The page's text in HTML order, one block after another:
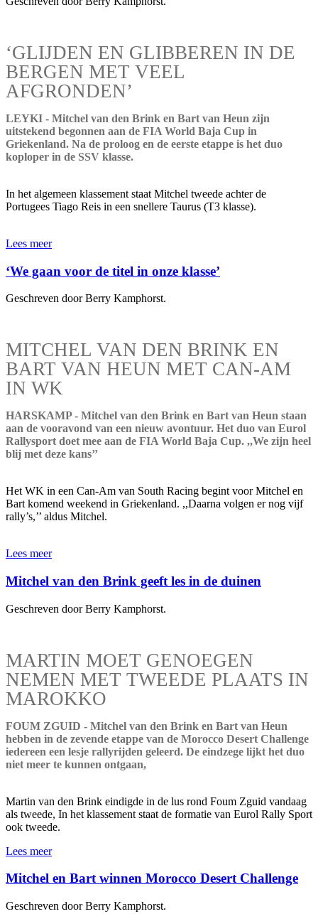
‘GLIJDEN EN GLIBBEREN IN DE
BERGEN MET VEEL
AFGRONDEN’
LEYKI - Mitchel van den Brink en Bart van Heun zijn
uitstekend begonnen aan de FIA World Baja Cup in
Griekenland. Na de proloog en de eerste etappe is het duo
koploper in de SSV klasse.
In het algemeen klassement staat Mitchel tweede achter de
Portugees Tiago Reis in een snellere Taurus (T3 klasse).
Lees meer
‘We gaan voor de titel in onze klasse’
Geschreven door Berry Kamphorst.
MITCHEL VAN DEN BRINK EN
BART VAN HEUN MET CAN-AM
IN WK
HARSKAMP - Mitchel van den Brink en Bart van Heun staan
aan de vooravond van een nieuw avontuur. Het duo van Eurol
Rallysport doet mee aan de FIA World Baja Cup. ,,We zijn heel
blij met deze kans’’
Het WK in een Can-Am van South Racing begint voor Mitchel en
Bart komend weekend in Griekenland. ,,Daarna volgen er nog vijf
rally’s,’’ aldus Mitchel.
Lees meer
Mitchel van den Brink geeft les in de duinen
Geschreven door Berry Kamphorst.
MARTIN MOET GENOEGEN
NEMEN MET TWEEDE PLAATS IN
MAROKKO
FOUM ZGUID - Mitchel van den Brink en Bart van Heun
hebben in de zevende etappe van de Morocco Desert Challenge
iedereen een lesje rallyrijden geleerd. De eindzege lijkt het duo
niet meer te kunnen ontgaan,
Martin van den Brink eindigde in de lus rond Foum Zguid vandaag
als tweede, In het klassement staat de formatie van Eurol Rally Sport
ook tweede.
Lees meer
Mitchel en Bart winnen Morocco Desert Challenge
Geschreven door Berry Kamphorst.